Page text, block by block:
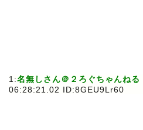
1:名無しさん＠２ろぐちゃんねる
06:28:21.02 ID:8GEU9Lr60